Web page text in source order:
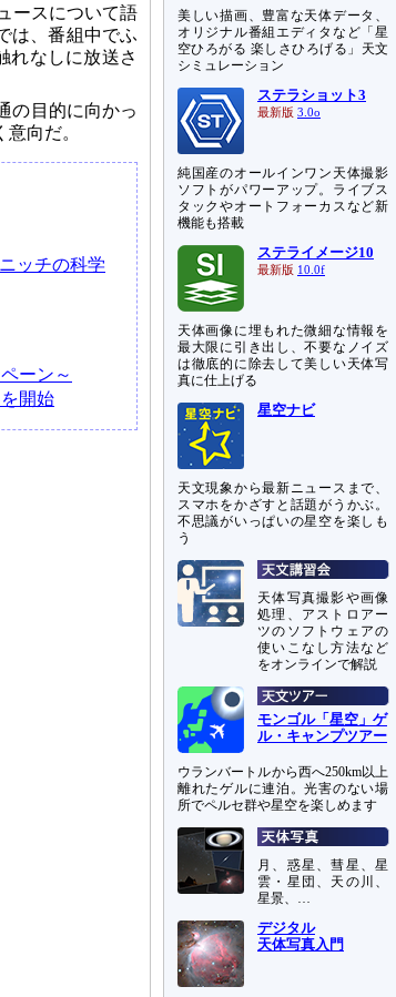
ースについて語
は、番組中でふ
れなしに放送さ
の目的に向かっ
向だ。
ッチの科学
ーン～
開始
美しい描画、豊富な天体データ、
オリジナル番組エディタなど「星
空ひろがる 楽しさひろげる」天文
シミュレーション
ステラショット3
最新版 3.0o
純国産のオールインワン天体撮影
ソフトがパワーアップ。ライブス
タックやオートフォーカスなど新
機能も搭載
ステライメージ10
最新版 10.0f
天体画像に埋もれた微細な情報を
最大限に引き出し、不要なノイズ
は徹底的に除去して美しい天体写
真に仕上げる
星空ナビ
天文現象から最新ニュースまで、
スマホをかざすと話題がうかぶ。
不思議がいっぱいの星空を楽しも
う
天体写真撮影や画像
処理、アストロアー
ツのソフトウェアの
使いこなし方法など
をオンラインで解説
モンゴル「星空」ゲ
ル・キャンプツアー
ウランバートルから西へ250km以上
離れたゲルに連泊。光害のない場
所でペルセ群や星空を楽しめます
月、惑星、彗星、星
雲・星団、天の川、
星景、…
デジタル
天体写真入門